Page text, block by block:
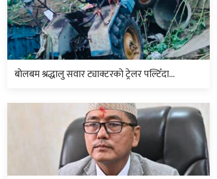
बोलबम श्रद्धालु सवार ट्याक्टरको ट्रेलर पल्टिँदा…